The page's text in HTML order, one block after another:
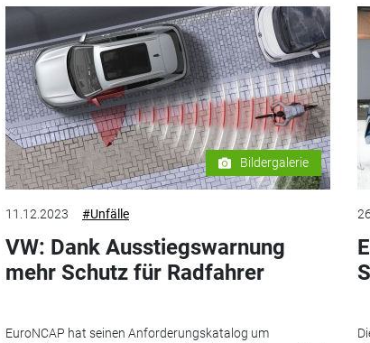
Bildergalerie
11.12.2023 #Unfälle
VW: Dank Ausstiegswarnung
mehr Schutz für Radfahrer
EuroNCAP hat seinen Anforderungskatalog um